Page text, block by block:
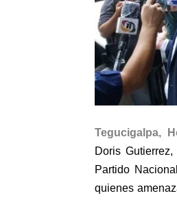
Tegucigalpa,
Doris
Partido
quienes